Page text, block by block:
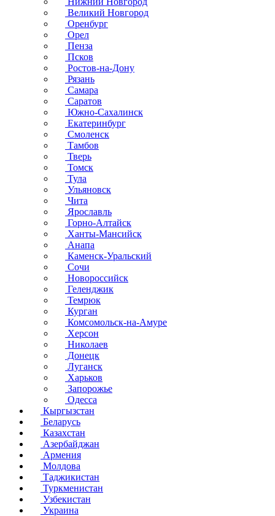
Великий Новгород
Оренбург
Орел
Пенза
Псков
Ростов-на-Дону
Рязань
Самара
Саратов
Южно-Сахалинск
Екатеринбург
Смоленск
Тамбов
Тверь
Томск
Тула
Ульяновск
Чита
Ярославль
Горно-Алтайск
Ханты-Мансийск
Анапа
Каменск-Уральский
Сочи
Новороссийск
Геленджик
Темрюк
Курган
Комсомольск-на-Амуре
Херсон
Николаев
Донецк
Луганск
Харьков
Запорожье
Одесса
Кыргызстан
Беларусь
Казахстан
Азербайджан
Армения
Молдова
Таджикистан
Туркменистан
Узбекистан
Украина